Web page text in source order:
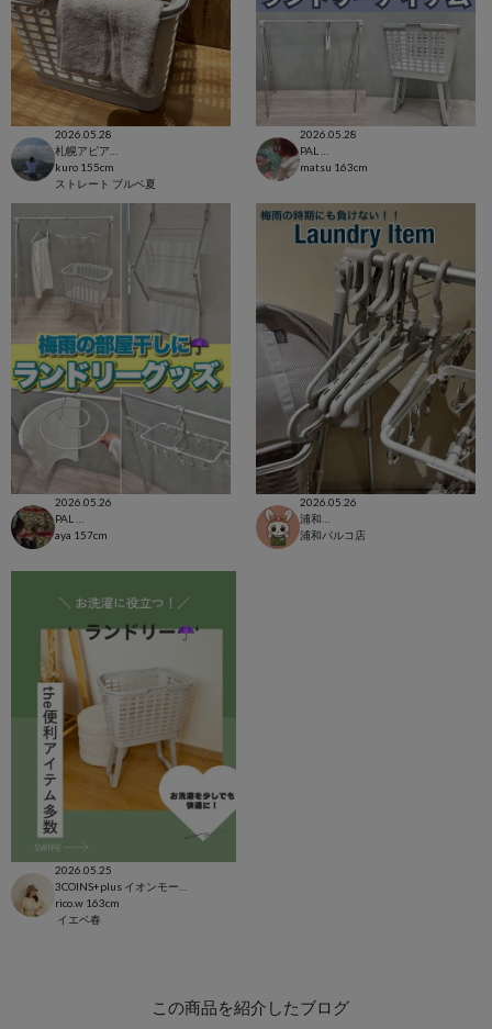
2026.05.28
kuro 155cm
ストレート ブルベ夏
2026.05.28
matsu 163cm
2026.05.26
aya 157cm
2026.05.26
浦和パルコ店
2026.05.25
rico.w 163cm
イエベ春
この商品を紹介したブログ